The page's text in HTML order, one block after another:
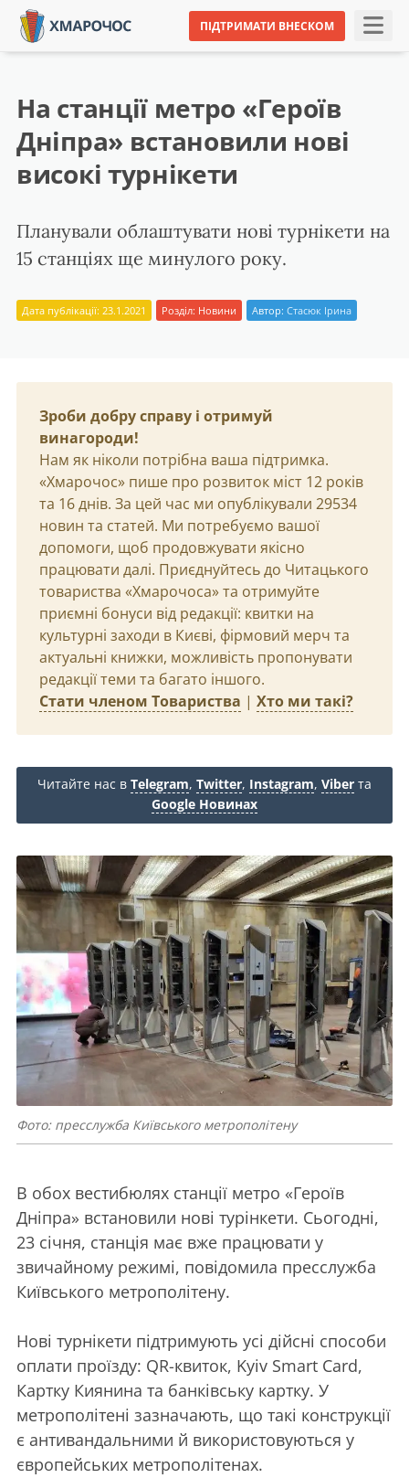
ПІДТРИМАТИ ВНЕСКОМ
На станції метро «Героїв
Дніпра» встановили нові
високі турнікети
Планували облаштувати нові турнікети на
15 станціях ще минулого року.
Дата публікації: 23.1.2021 Розділ: Новини Автор: Стасюк Ірина
Зроби добру справу і отримуй
винагороди!
Нам як ніколи потрібна ваша підтримка.
«Хмарочос» пише про розвиток міст 12 років
та 16 днів. За цей час ми опублікували 29534
новин та статей. Ми потребуємо вашої
допомоги, щоб продовжувати якісно
працювати далі. Приєднуйтесь до Читацького
товариства «Хмарочоса» та отримуйте
приємні бонуси від редакції: квитки на
культурні заходи в Києві, фірмовий мерч та
актуальні книжки, можливість пропонувати
редакції теми та багато іншого.
Стати членом Товариства | Хто ми такі?
Читайте нас в Telegram, Twitter, Instagram, Viber та
Google Новинах
Фото: пресслужба Київського метрополітену
В обох вестибюлях станції метро «Героїв
Дніпра» встановили нові турінкети. Сьогодні,
23 січня, станція має вже працювати у
звичайному режимі, повідомила пресслужба
Київського метрополітену.
Нові турнікети підтримують усі дійсні способи
оплати проїзду: QR-квиток, Kyiv Smart Card,
Картку Киянина та банківську картку. У
метрополітені зазначають, що такі конструкції
є антивандальними й використовуються у
європейських метрополітенах.